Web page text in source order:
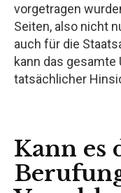
vorgetragen
Seiten, also nicht
auch für die
kann das gesamte
tatsächlicher
Kann es